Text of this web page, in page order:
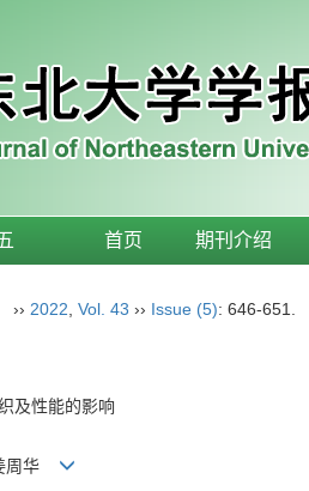
首页 期刊介绍
›› 2022 Vol. 43 ›› Issue (5): 646-651.
及性能的影响
周华